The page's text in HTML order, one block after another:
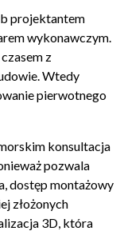
projektantem
wykonawczym.
z
Wtedy
pierwotnego
konsultacja
pozwala
dostęp montażowy
złożonych
3D, która